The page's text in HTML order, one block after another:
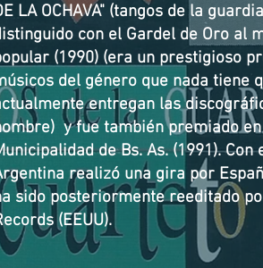
LA OCHAVA" (tangos de la
con el Gardel de Oro al
(1990) (era un prestigioso
del género que nada tiene
entregan las
y fue también premiado
de Bs. As. (1991).
realizó una gira por
sido posteriormente reeditado
(EEUU).